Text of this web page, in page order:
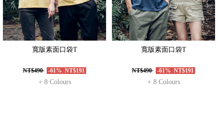
寬版素面口袋T
NT$490 -61% NT$191
+ 8 Colours
寬版素面口袋T
NT$490 -61% NT$191
+ 8 Colours